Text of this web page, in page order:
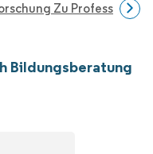
Zu
Bildungsberatung